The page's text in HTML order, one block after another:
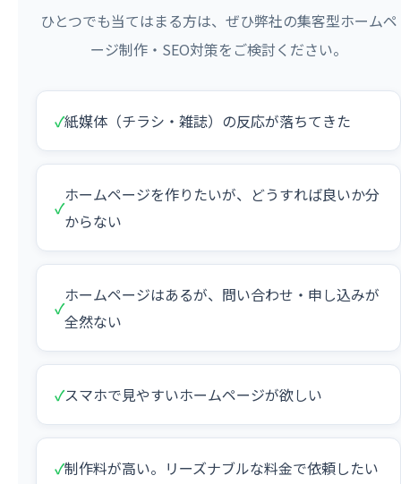
ひとつでも当てはまる方は、ぜひ弊社の集客型ホームペ
ージ制作・SEO対策をご検討ください。
✓紙媒体（チラシ・雑誌）の反応が落ちてきた
✓
ホームページを作りたいが、どうすれば良いか分
からない
✓
ホームページはあるが、問い合わせ・申し込みが
全然ない
✓スマホで見やすいホームページが欲しい
✓制作料が高い。リーズナブルな料金で依頼したい